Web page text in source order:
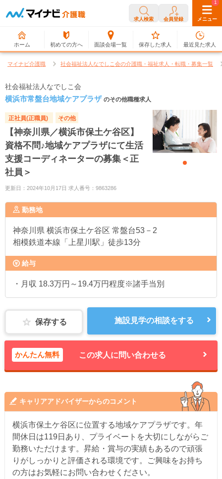
求人検索 会員登録 メニュー
ホーム 初めての方へ 面談会場一覧
0
保存した求人
1
最近見た求人
マイナビ介護職 社会福祉法人なでしこ会の介護職・福祉求人・転職・募集一覧
社会福祉法人なでしこ会
横浜市常盤台地域ケアプラザ のその他職種求人
正社員(正職員) その他
【神奈川県／横浜市保土ケ谷区】
資格不問♪地域ケアプラザにて生活
支援コーディネーターの募集＜正
社員＞
更新日：2024年10月17日 求人番号：9863286
勤務地
神奈川県 横浜市保土ケ谷区 常盤台53－2
相模鉄道本線「上星川駅」徒歩13分
給与
・月収 18.3万円～19.4万円程度※諸手当別
保存する 施設見学の相談をする
かんたん無料 この求人に問い合わせる
キャリアアドバイザーからのコメント
横浜市保土ケ谷区に位置する地域ケアプラザです。年
間休日は119日あり、プライベートを大切にしながらご
勤務いただけます。昇給・賞与の実績もあるので頑張
りがしっかりと評価される環境です。ご興味をお持ち
の方はお気軽にお問い合わせください。